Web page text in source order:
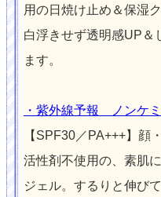
用の日焼け止め＆保湿ク
白浮きせず透明感UP＆
ます。
・紫外線予報 ノンケ
【SPF30／PA+++】顔
活性剤不使用の、素肌
ジェル。するりと伸び